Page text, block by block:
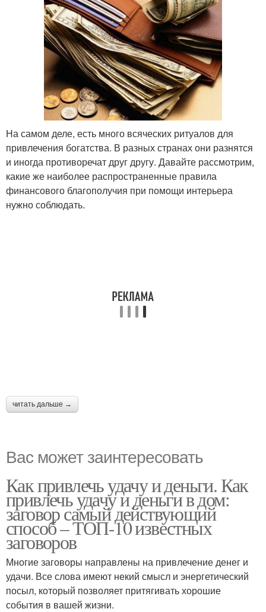
На самом деле, есть много всяческих ритуалов для
привлечения богатства. В разных странах они разнятся
и иногда противоречат друг другу. Давайте рассмотрим,
какие же наиболее распространенные правила
финансового благополучия при помощи интерьера
нужно соблюдать.
читать дальше →
Вас может заинтересовать
Как привлечь удачу и деньги. Как
привлечь удачу и деньги в дом:
заговор самый действующий
способ – ТОП-10 известных
заговоров
Многие заговоры направлены на привлечение денег и
удачи. Все слова имеют некий смысл и энергетический
посыл, который позволяет притягивать хорошие
события в вашей жизни.